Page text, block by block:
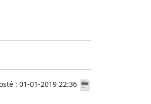
: 01-01-2019 22:36